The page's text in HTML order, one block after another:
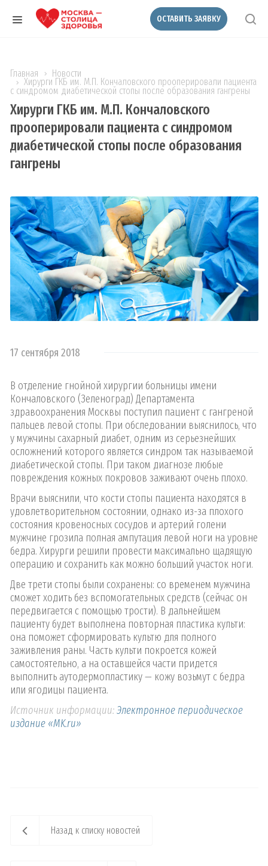
ОСТАВИТЬ ЗАЯВКУ
Главная Новости
Хирурги ГКБ им. М.П. Кончаловского прооперировали пациента
с синдромом диабетической стопы после образования гангрены
Хирурги ГКБ им. М.П. Кончаловского
прооперировали пациента с синдромом
диабетической стопы после образования
гангрены
17 сентября 2018
В отделение гнойной хирургии больницы имени
Кончаловского (Зеленоград) Департамента
здравоохранения Москвы поступил пациент с гангреной
пальцев левой стопы. При обследовании выяснилось, что
у мужчины сахарный диабет, одним из серьезнейших
осложнений которого является синдром так называемой
диабетической стопы. При таком диагнозе любые
повреждения кожных покровов заживают очень плохо.
Врачи выяснили, что кости стопы пациента находятся в
удовлетворительном состоянии, однако из-за плохого
состояния кровеносных сосудов и артерий голени
мужчине грозила полная ампутация левой ноги на уровне
бедра. Хирурги решили провести максимально щадящую
операцию и сохранить как можно больший участок ноги.
Две трети стопы были сохранены: со временем мужчина
сможет ходить без вспомогательных средств (сейчас он
передвигается с помощью трости). В дальнейшем
пациенту будет выполнена повторная пластика культи:
она поможет сформировать культю для полного
заживления раны. Часть культи покроется кожей
самостоятельно, а на оставшейся части придется
выполнить аутодермопластику — кожу возьмут с бедра
или ягодицы пациента.
Источник информации:Электронное периодическое
издание «MK.ru»
Назад к списку новостей